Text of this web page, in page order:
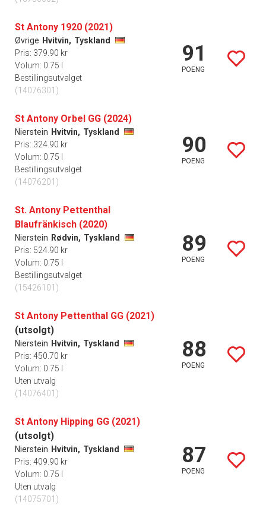
St Antony 1920 (2021)
Øvrige Hvitvin, Tyskland
Pris: 379.90 kr
Volum: 0.75 l
Bestillingsutvalget
(14076301)
91
POENG
St Antony Orbel GG (2024)
Nierstein Hvitvin, Tyskland
Pris: 324.90 kr
Volum: 0.75 l
Bestillingsutvalget
(14076201)
90
POENG
St. Antony Pettenthal
Blaufränkisch (2020)
Nierstein Rødvin, Tyskland
Pris: 524.90 kr
Volum: 0.75 l
Bestillingsutvalget
(15426101)
89
POENG
St Antony Pettenthal GG (2021)
(utsolgt)
Nierstein Hvitvin, Tyskland
Pris: 450.70 kr
Volum: 0.75 l
Uten utvalg
(14076401)
88
POENG
St Antony Hipping GG (2021)
(utsolgt)
Nierstein Hvitvin, Tyskland
Pris: 409.90 kr
Volum: 0.75 l
Uten utvalg
(14075701)
87
POENG